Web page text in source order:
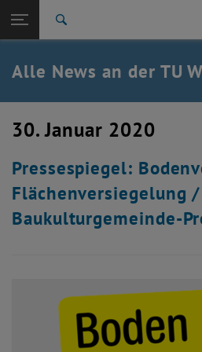
TU Login
Quicklinks
Quicklinks-Menü umschalten
Studium
Karriere
Zurück: Subseiten von TU Wien
Zurück zur letzten Ebene:
TU Wien Startseite
Übersicht
Alle News an der TU
30. Januar 2020
Pressespiegel:
Flächenversiegelung /
Baukulturgemeinde-